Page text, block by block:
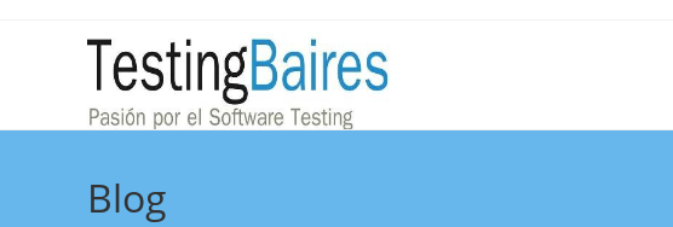
Blog